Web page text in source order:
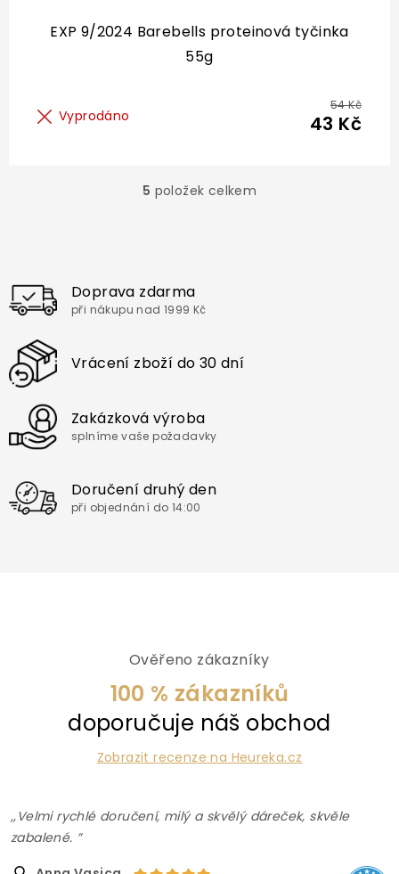
EXP 9/2024 Barebells proteinová tyčinka
55g
Vyprodáno
54 Kč
43 Kč
O
c
í
v
v
ý
s
u
5 položek celkem
Doprava zdarma
při nákupu nad 1999 Kč
Vrácení zboží do 30 dní
Zakázková výroba
splníme vaše požadavky
Doručení druhý den
při objednání do 14:00
Ověřeno zákazníky
100 % zákazníků
doporučuje náš obchod
Zobrazit recenze na Heureka.cz
,,Velmi rychlé doručení, milý a skvělý dáreček, skvěle
zabalené. ”